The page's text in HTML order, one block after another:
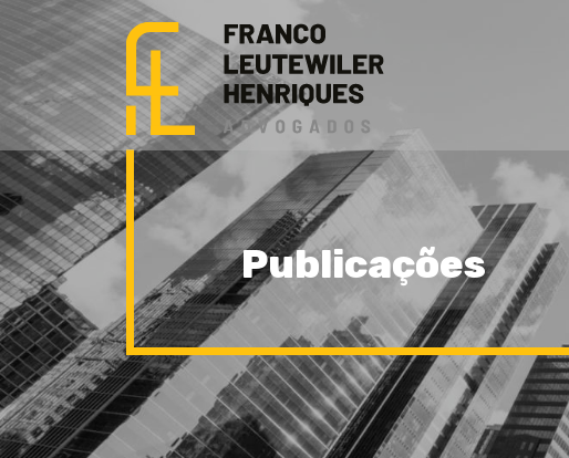
Publicações